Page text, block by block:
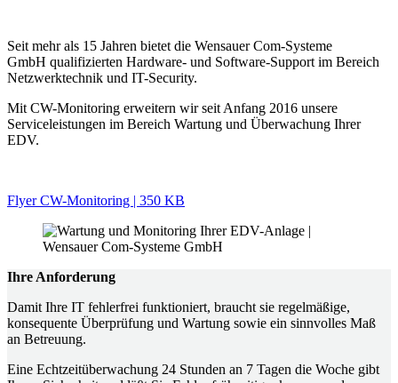
Seit mehr als 15 Jahren bietet die Wensauer Com-Systeme
GmbH qualifizierten Hardware- und Software-Support im Bereich
Netzwerktechnik und IT-Security.
Mit CW-Monitoring erweitern wir seit Anfang 2016 unsere
Serviceleistungen im Bereich Wartung und Überwachung Ihrer
EDV.
Flyer CW-Monitoring | 350 KB
Ihre Anforderung
Damit Ihre IT fehlerfrei funktioniert, braucht sie regelmäßige,
konsequente Überprüfung und Wartung sowie ein sinnvolles Maß
an Betreuung.
Eine Echtzeitüberwachung 24 Stunden an 7 Tagen die Woche gibt